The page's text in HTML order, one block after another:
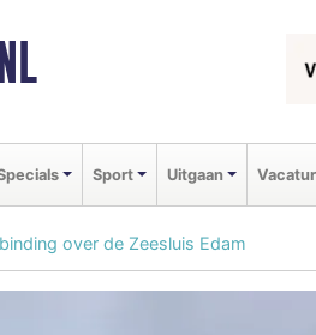
Sport Uitgaan
over de Zeesluis Edam